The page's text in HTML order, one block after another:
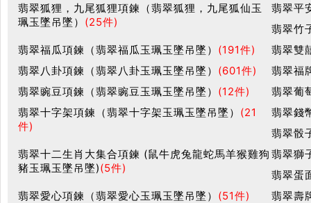
翡翠狐狸，九尾狐狸項鍊（翡翠狐狸，九尾狐仙玉
珮玉墜吊墜） (25件)
翡翠平
翡翠竹
翡翠福瓜項鍊（翡翠福瓜玉珮玉墜吊墜） (191件)
翡翠雙
翡翠八卦項鍊（翡翠八卦玉珮玉墜吊墜） (601件)
翡翠福
翡翠豌豆項鍊（翡翠豌豆玉珮玉墜吊墜） (12件)
翡翠葡
翡翠十字架項鍊（翡翠十字架玉珮玉墜吊墜） (21
件)
翡翠錢
翡翠骰
翡翠十二生肖大集合項鍊 (鼠牛虎兔龍蛇馬羊猴雞狗
豬玉珮玉墜吊墜)(5件)
翡翠獅
翡翠蛋
翡翠愛心項鍊（翡翠愛心玉珮玉墜吊墜） (51件)
翡翠壽